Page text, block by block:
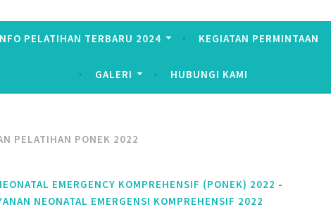
PELATIHAN TERBARU 2024 KEGIATAN PERMINTAAN
GALERI HUBUNGI KAMI
PELATIHAN PONEK 2022
EMERGENCY KOMPREHENSIF (PONEK) 2022 -
NEONATAL EMERGENSI KOMPREHENSIF 2022